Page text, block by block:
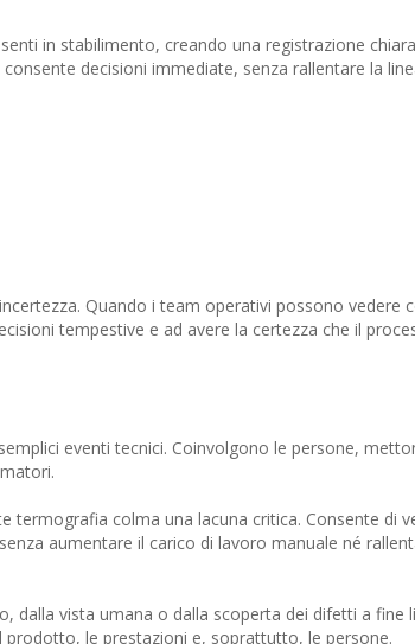
in stabilimento, creando una registrazione
decisioni immediate, senza rallentare la
Quando i team operativi possono vedere
tempestive e ad avere la certezza che il
eventi tecnici. Coinvolgono le persone,
termografia colma una lacuna critica. Consente di
aumentare il carico di lavoro manuale né
dalla vista umana o dalla scoperta dei difetti a fine
le prestazioni e, soprattutto, le persone.